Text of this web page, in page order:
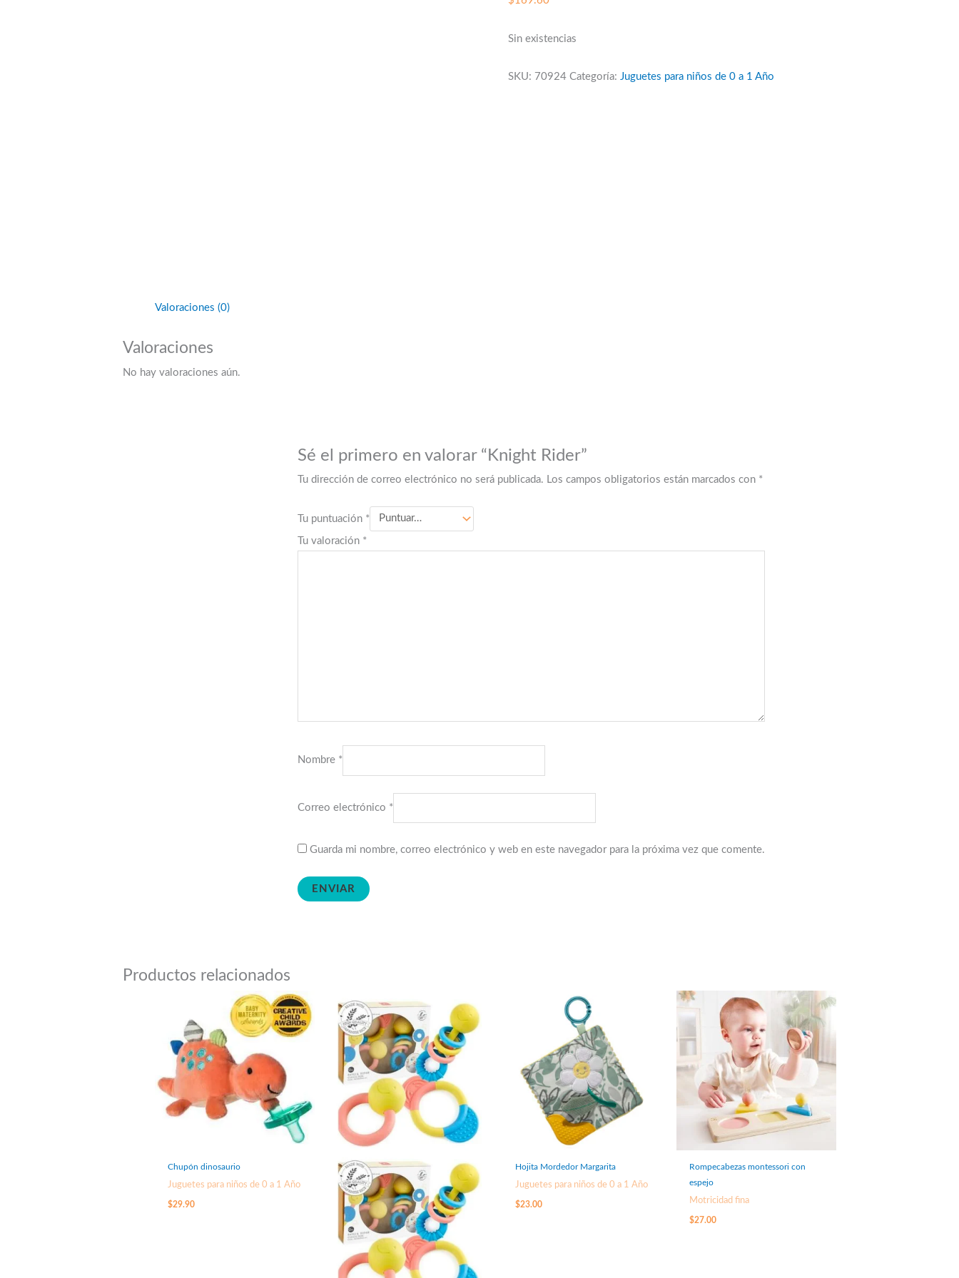
Sin existencias
SKU: 70924 Categoría: Juguetes para niños de 0 a 1 Año
Valoraciones (0)
Valoraciones
No hay valoraciones aún.
Sé el primero en valorar “Knight Rider”
Tu dirección de correo electrónico no será publicada. Los campos obligatorios están marcados con *
Tu puntuación *
Tu valoración *
Nombre *
Correo electrónico *
Guarda mi nombre, correo electrónico y web en este navegador para la próxima vez que comente.
Productos relacionados
Chupón dinosaurio
Juguetes para niños de 0 a 1 Año
$29.90
Hojita Mordedor Margarita
Juguetes para niños de 0 a 1 Año
$23.00
Rompecabezas montessori con
espejo
Motricidad fina
$27.00